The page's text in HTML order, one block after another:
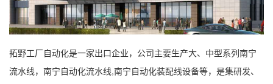
拓野工厂自动化是一家出口企业，公司主要生产大、中型系列南宁
流水线，南宁自动化流水线,南宁自动化装配线设备等，是集研发、